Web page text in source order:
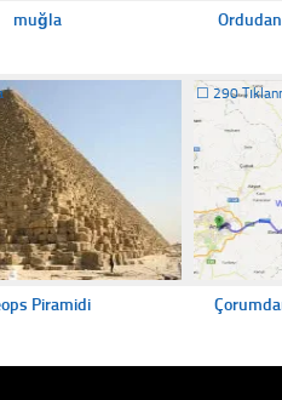
muğla
Piramidi
☐ 290